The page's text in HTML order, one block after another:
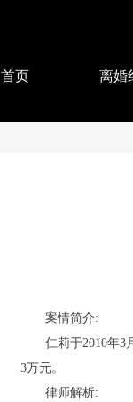
首页 离婚
案情简介:
仁莉于2010年3月
3万元。
律师解析: